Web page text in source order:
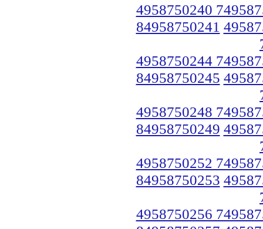
4958750240
84958750241
4958750244
84958750245
4958750248
84958750249
4958750252
84958750253
4958750256